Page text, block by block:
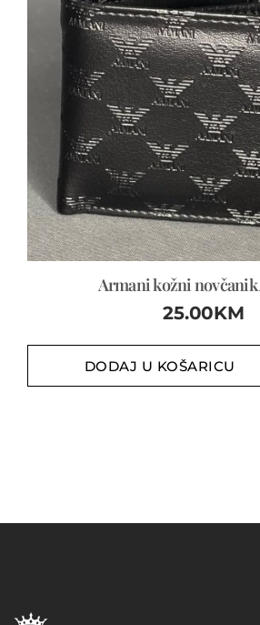
Armani kožni novčanik
25.00KM
DODAJ U KOŠARICU